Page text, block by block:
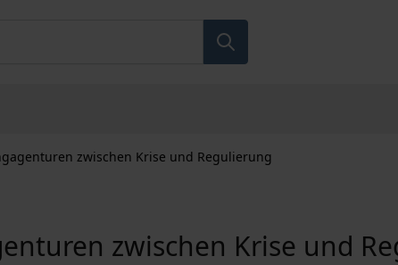
zwischen Krise und Regulierung
zwischen Krise und